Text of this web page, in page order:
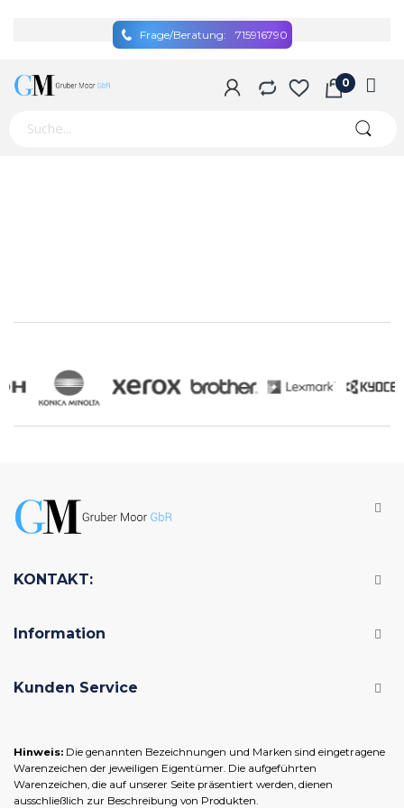
Frage/Beratung: 715916790
KONTAKT:
Information
Kunden Service
Hinweis: Die genannten Bezeichnungen und Marken sind eingetragene
Warenzeichen der jeweiligen Eigentümer. Die aufgeführten
Warenzeichen, die auf unserer Seite präsentiert werden, dienen
ausschließlich zur Beschreibung von Produkten.